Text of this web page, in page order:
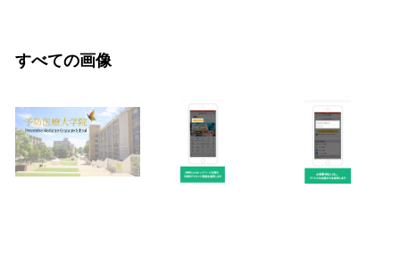
すべての画像